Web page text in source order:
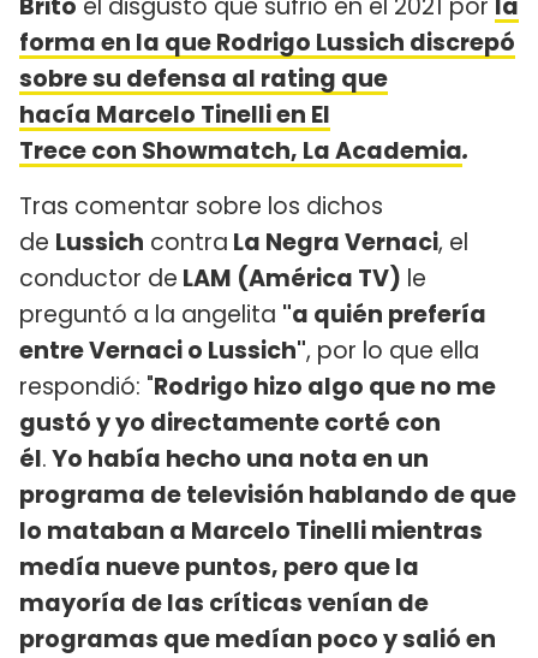
Brito el disgusto que sufrió en el 2021 por la
forma en la que Rodrigo Lussich discrepó
sobre su defensa al rating que
hacía Marcelo Tinelli en El
Trece con Showmatch, La Academia.
Tras comentar sobre los dichos
de Lussich contra La Negra Vernaci, el
conductor de LAM (América TV) le
preguntó a la angelita "a quién prefería
entre Vernaci o Lussich", por lo que ella
respondió: "Rodrigo hizo algo que no me
gustó y yo directamente corté con
él.Yo había hecho una nota en un
programa de televisión hablando de que
lo mataban a Marcelo Tinelli mientras
medía nueve puntos, pero que la
mayoría de las críticas venían de
programas que medían poco y salió en